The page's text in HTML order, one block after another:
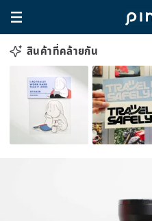
สินค้าที่คล้ายกัน